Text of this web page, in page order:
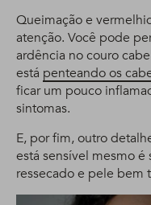
Queimação e
atenção. Você pode
ardência no couro
está penteando os
ficar um pouco
sintomas.
E, por fim, outro
está sensível mesmo
ressecado e pele bem